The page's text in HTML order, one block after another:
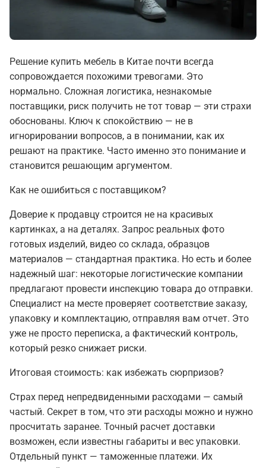
Решение купить мебель в Китае почти всегда
сопровождается похожими тревогами. Это
нормально. Сложная логистика, незнакомые
поставщики, риск получить не тот товар — эти страхи
обоснованы. Ключ к спокойствию — не в
игнорировании вопросов, а в понимании, как их
решают на практике. Часто именно это понимание и
становится решающим аргументом.
Как не ошибиться с поставщиком?
Доверие к продавцу строится не на красивых
картинках, а на деталях. Запрос реальных фото
готовых изделий, видео со склада, образцов
материалов — стандартная практика. Но есть и более
надежный шаг: некоторые логистические компании
предлагают провести инспекцию товара до отправки.
Специалист на месте проверяет соответствие заказу,
упаковку и комплектацию, отправляя вам отчет. Это
уже не просто переписка, а фактический контроль,
который резко снижает риски.
Итоговая стоимость: как избежать сюрпризов?
Страх перед непредвиденными расходами — самый
частый. Секрет в том, что эти расходы можно и нужно
просчитать заранее. Точный расчет доставки
возможен, если известны габариты и вес упаковки.
Отдельный пункт — таможенные платежи. Их